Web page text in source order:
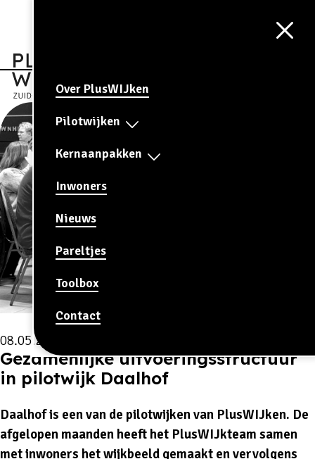
Over PlusWIJken
Pilotwijken
Kernaanpakken
Inwoners
Nieuws
Pareltjes
Toolbox
Contact
CONTRAST AAN
08.05.2026
Gezamenlijke uitvoeringsstructuur
in pilotwijk Daalhof
Daalhof is een van de pilotwijken van PlusWIJken. De
afgelopen maanden heeft het PlusWIJkteam samen
met inwoners het wijkbeeld gemaakt en vervolgens